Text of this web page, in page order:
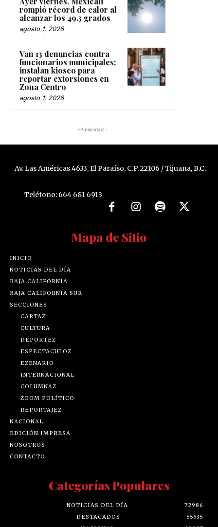
rompió récord de calor al
alcanzar los 49.3 grados
agosto 1, 2026
Van 13 denuncias contra
funcionarios municipales;
instalan kiosco para
reportar extorsiones en
Zona Centro
agosto 1, 2026
-Publicidad -
Av. Las Américas 4633, El Paraíso, C.P. 22106 / Tijuana, B.C.
Teléfono: 664 681 6913
Mapa de Sitio
INICIO
NOTICIAS DEL DÍA
BAJA CALIFORNIA
BAJA CALIFORNIA SUR
SECCIONES
CARTAZ
CULTURA
DEPORTEZ
ESPECTÁCULOZ
EZENARIO
INTERNACIONAL
COLUMNAZ
ZOOM POLÍTICO
REPORTAJEZ
NACIONAL
EDICIÓN IMPRESA
NOSOTROS
CONTACTO
Categorías Populares
NOTICIAS DEL DÍA
72986
DESTACADOS
55535